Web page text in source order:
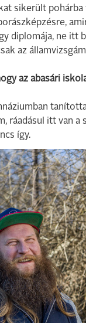
sikerült
diplomája, ne
az
az abasári
ráadásul itt van
így.